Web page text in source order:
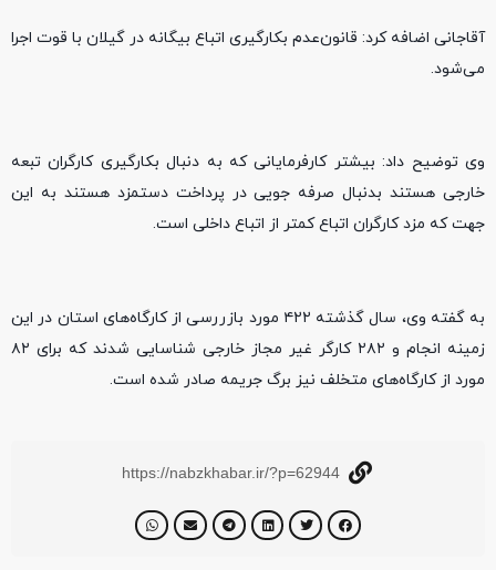
آقاجانی اضافه کرد: قانون‌عدم بکارگیری اتباع بیگانه در گیلان با قوت اجرا
می‌شود.
وی توضیح داد: بیشتر کارفرمایانی که به دنبال بکارگیری کارگران تبعه
خارجی هستند بدنبال صرفه جویی در پرداخت دستمزد هستند به این
جهت که مزد کارگران اتباع کمتر از اتباع داخلی است.
به گفته وی، سال گذشته ۴۲۲ مورد بازررسی از کارگاه‌های استان در این
زمینه انجام و ۲۸۲ کارگر غیر مجاز خارجی شناسایی شدند که برای ۸۲
مورد از کارگاه‌های متخلف نیز برگ جریمه صادر شده است.
https://nabzkhabar.ir/?p=62944